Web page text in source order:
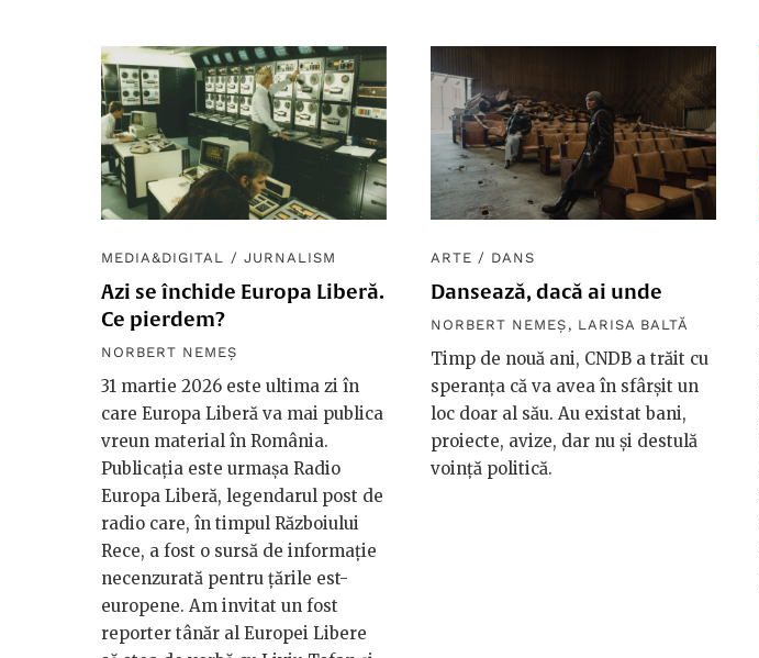
MEDIA&DIGITAL / JURNALISM
Azi se închide Europa Liberă.
Ce pierdem?
NORBERT NEMEȘ
31 martie 2026 este ultima zi în
care Europa Liberă va mai publica
vreun material în România.
Publicația este urmașa Radio
Europa Liberă, legendarul post de
radio care, în timpul Războiului
Rece, a fost o sursă de informație
necenzurată pentru țările est-
europene. Am invitat un fost
reporter tânăr al Europei Libere
ARTE / DANS
Dansează, dacă ai unde
NORBERT NEMEȘ , LARISA BALTĂ
Timp de nouă ani, CNDB a trăit cu
speranța că va avea în sfârșit un
loc doar al său. Au existat bani,
proiecte, avize, dar nu și destulă
voință politică.